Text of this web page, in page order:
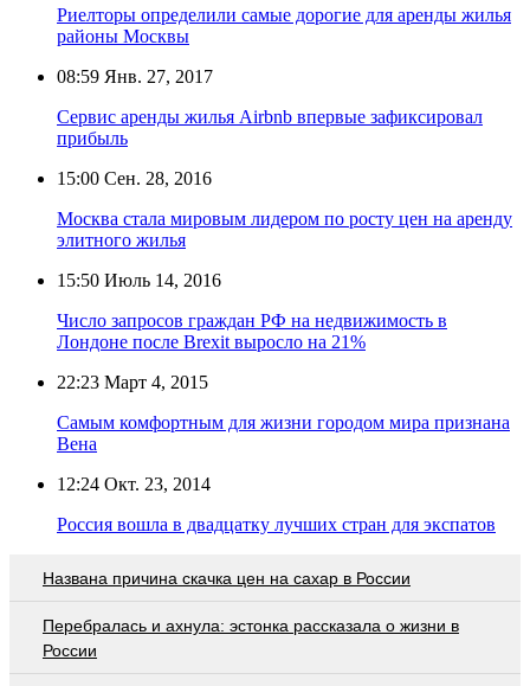
Риелторы определили самые дорогие для аренды жилья
районы Москвы
08:59 Янв. 27, 2017
Сервис аренды жилья Airbnb впервые зафиксировал
прибыль
15:00 Сен. 28, 2016
Москва стала мировым лидером по росту цен на аренду
элитного жилья
15:50 Июль 14, 2016
Число запросов граждан РФ на недвижимость в
Лондоне после Brexit выросло на 21%
22:23 Март 4, 2015
Самым комфортным для жизни городом мира признана
Вена
12:24 Окт. 23, 2014
Россия вошла в двадцатку лучших стран для экспатов
Названа причина скачка цен на сахар в России
Перебралась и ахнула: эстонка рассказала о жизни в
России